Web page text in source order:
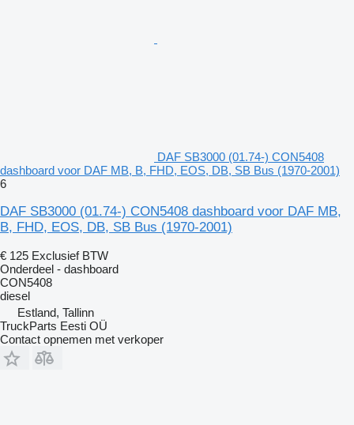
DAF SB3000 (01.74-) CON5408
dashboard voor DAF MB, B, FHD, EOS, DB, SB Bus (1970-2001)
6
DAF SB3000 (01.74-) CON5408 dashboard voor DAF MB,
B, FHD, EOS, DB, SB Bus (1970-2001)
€ 125 Exclusief BTW
Onderdeel - dashboard
CON5408
diesel
Estland, Tallinn
TruckParts Eesti OÜ
Contact opnemen met verkoper